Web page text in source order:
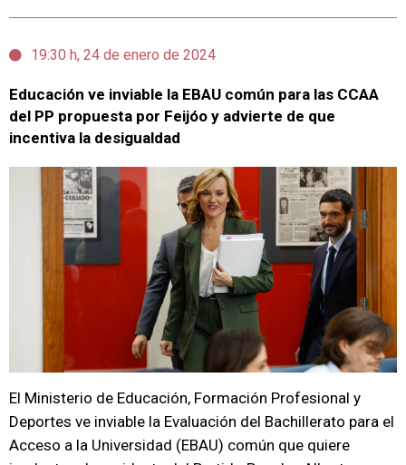
19:30 h, 24 de enero de 2024
Educación ve inviable la EBAU común para las CCAA
del PP propuesta por Feijóo y advierte de que
incentiva la desigualdad
El Ministerio de Educación, Formación Profesional y
Deportes ve inviable la Evaluación del Bachillerato para el
Acceso a la Universidad (EBAU) común que quiere